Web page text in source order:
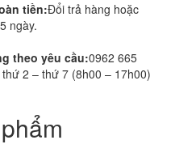
tiền:Đổi trả hàng hoặc
ngày.
theo yêu cầu:0962 665
2 – thứ 7 (8h00 – 17h00)